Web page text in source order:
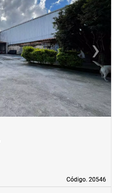
›
Next
Código. 20546
Código. 20546